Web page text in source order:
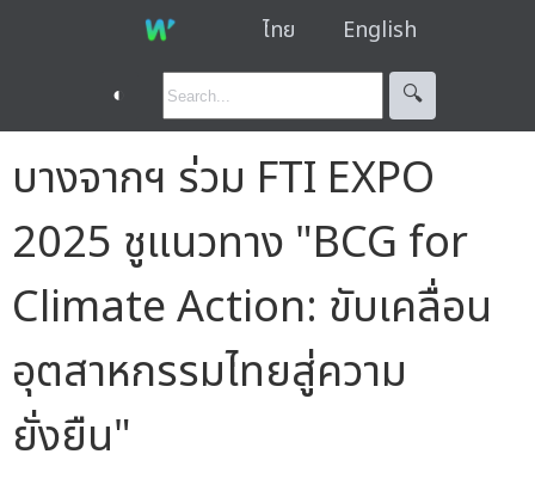
ไทย English
◐ 🔍︎
บางจากฯ ร่วม FTI EXPO
2025 ชูแนวทาง "BCG for
Climate Action: ขับเคลื่อน
อุตสาหกรรมไทยสู่ความ
ยั่งยืน"